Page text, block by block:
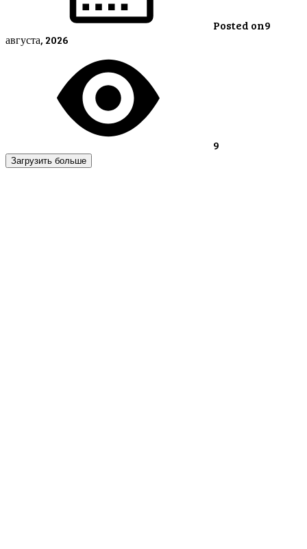
Posted on9
августа, 2026
9
Загрузить больше